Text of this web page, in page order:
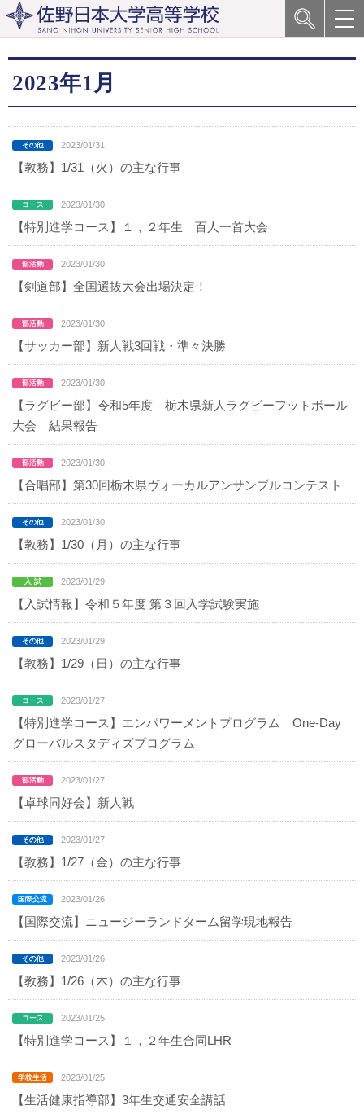
2023年1月
2023/01/31
【教務】1/31（火）の主な行事
2023/01/30
【特別進学コース】１，２年生 百人一首大会
2023/01/30
【剣道部】全国選抜大会出場決定！
2023/01/30
【サッカー部】新人戦3回戦・準々決勝
2023/01/30
【ラグビー部】令和5年度 栃木県新人ラグビーフットボール
大会 結果報告
2023/01/30
【合唱部】第30回栃木県ヴォーカルアンサンブルコンテスト
2023/01/30
【教務】1/30（月）の主な行事
2023/01/29
【入試情報】令和５年度 第３回入学試験実施
2023/01/29
【教務】1/29（日）の主な行事
2023/01/27
【特別進学コース】エンパワーメントプログラム One-Day
グローバルスタディズプログラム
2023/01/27
【卓球同好会】新人戦
2023/01/27
【教務】1/27（金）の主な行事
2023/01/26
【国際交流】ニュージーランドターム留学現地報告
2023/01/26
【教務】1/26（木）の主な行事
2023/01/25
【特別進学コース】１，２年生合同LHR
2023/01/25
【生活健康指導部】3年生交通安全講話